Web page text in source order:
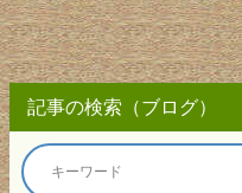
記事の検索（ブログ）